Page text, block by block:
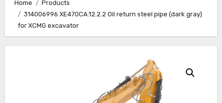
Home
Products
314006996 XE470CA.12.2.2 Oil return steel pipe (dark gray)
for XCMG excavator